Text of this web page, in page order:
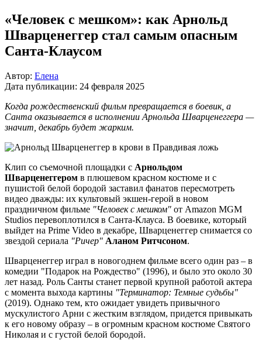
«Человек с мешком»: как Арнольд
Шварценеггер стал самым опасным
Санта-Клаусом
Автор: Елена
Дата публикации: 24 февраля 2025
Когда рождественский фильм превращается в боевик, а
Санта оказывается в исполнении Арнольда Шварценеггера —
значит, декабрь будет жарким.
Клип со съемочной площадки с Арнольдом
Шварценеггером в плюшевом красном костюме и с
пушистой белой бородой заставил фанатов пересмотреть
видео дважды: их культовый экшен-герой в новом
праздничном фильме "Человек с мешком" от Amazon MGM
Studios перевоплотился в Санта-Клауса. В боевике, который
выйдет на Prime Video в декабре, Шварценеггер снимается со
звездой сериала "Ричер" Аланом Ритчсоном.
Шварценеггер играл в новогоднем фильме всего один раз – в
комедии "Подарок на Рождество" (1996), и было это около 30
лет назад. Роль Санты станет первой крупной работой актера
с момента выхода картины "Терминатор: Темные судьбы"
(2019). Однако тем, кто ожидает увидеть привычного
мускулистого Арни с жестким взглядом, придется привыкать
к его новому образу – в огромным красном костюме Святого
Николая и с густой белой бородой.